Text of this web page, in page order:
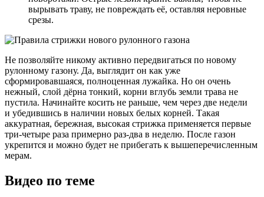
вырывать траву, не повреждать её, оставляя неровные
срезы.
Не позволяйте никому активно передвигаться по новому
рулонному газону. Да, выглядит он как уже
сформировавшаяся, полноценная лужайка. Но он очень
нежный, слой дёрна тонкий, корни вглубь земли трава не
пустила. Начинайте косить не раньше, чем через две недели
и убедившись в наличии новых белых корней. Такая
аккуратная, бережная, высокая стрижка применяется первые
три-четыре раза примерно раз-два в неделю. После газон
укрепится и можно будет не прибегать к вышеперечисленным
мерам.
Видео по теме